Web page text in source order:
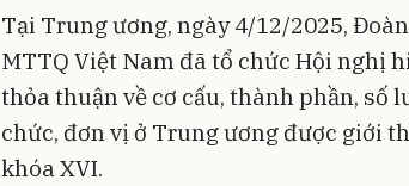
Tại Trung ương, ngày 4/12/2025,
MTTQ Việt Nam đã tổ chức Hội nghị
thỏa thuận về cơ cấu, thành phần, số
chức, đơn vị ở Trung ương được giới
khóa XVI.